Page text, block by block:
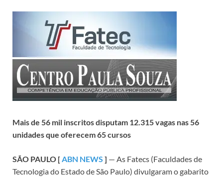
Mais de 56 mil inscritos disputam 12.315 vagas nas 56
unidades que oferecem 65 cursos
SÃO PAULO [ABN NEWS ] — As Fatecs (Faculdades de
Tecnologia do Estado de São Paulo) divulgaram o gabarito